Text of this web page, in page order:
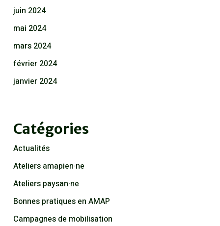
juin 2024
mai 2024
mars 2024
février 2024
janvier 2024
Catégories
Actualités
Ateliers amapien·ne
Ateliers paysan·ne
Bonnes pratiques en AMAP
Campagnes de mobilisation